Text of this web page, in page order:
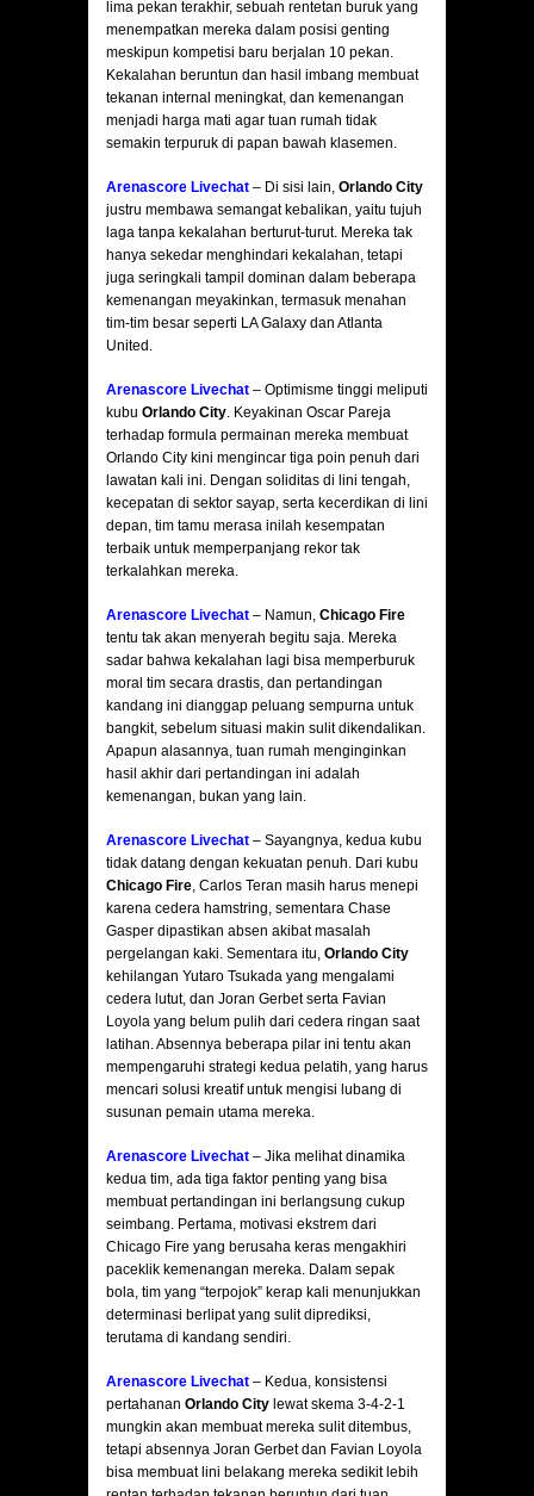
lima pekan terakhir, sebuah rentetan buruk yang
menempatkan mereka dalam posisi genting
meskipun kompetisi baru berjalan 10 pekan.
Kekalahan beruntun dan hasil imbang membuat
tekanan internal meningkat, dan kemenangan
menjadi harga mati agar tuan rumah tidak
semakin terpuruk di papan bawah klasemen.
Arenascore Livechat – Di sisi lain, Orlando City
justru membawa semangat kebalikan, yaitu tujuh
laga tanpa kekalahan berturut-turut. Mereka tak
hanya sekedar menghindari kekalahan, tetapi
juga seringkali tampil dominan dalam beberapa
kemenangan meyakinkan, termasuk menahan
tim-tim besar seperti LA Galaxy dan Atlanta
United.
Arenascore Livechat – Optimisme tinggi meliputi
kubu Orlando City. Keyakinan Oscar Pareja
terhadap formula permainan mereka membuat
Orlando City kini mengincar tiga poin penuh dari
lawatan kali ini. Dengan soliditas di lini tengah,
kecepatan di sektor sayap, serta kecerdikan di lini
depan, tim tamu merasa inilah kesempatan
terbaik untuk memperpanjang rekor tak
terkalahkan mereka.
Arenascore Livechat – Namun, Chicago Fire
tentu tak akan menyerah begitu saja. Mereka
sadar bahwa kekalahan lagi bisa memperburuk
moral tim secara drastis, dan pertandingan
kandang ini dianggap peluang sempurna untuk
bangkit, sebelum situasi makin sulit dikendalikan.
Apapun alasannya, tuan rumah menginginkan
hasil akhir dari pertandingan ini adalah
kemenangan, bukan yang lain.
Arenascore Livechat – Sayangnya, kedua kubu
tidak datang dengan kekuatan penuh. Dari kubu
Chicago Fire, Carlos Teran masih harus menepi
karena cedera hamstring, sementara Chase
Gasper dipastikan absen akibat masalah
pergelangan kaki. Sementara itu, Orlando City
kehilangan Yutaro Tsukada yang mengalami
cedera lutut, dan Joran Gerbet serta Favian
Loyola yang belum pulih dari cedera ringan saat
latihan. Absennya beberapa pilar ini tentu akan
mempengaruhi strategi kedua pelatih, yang harus
mencari solusi kreatif untuk mengisi lubang di
susunan pemain utama mereka.
Arenascore Livechat – Jika melihat dinamika
kedua tim, ada tiga faktor penting yang bisa
membuat pertandingan ini berlangsung cukup
seimbang. Pertama, motivasi ekstrem dari
Chicago Fire yang berusaha keras mengakhiri
paceklik kemenangan mereka. Dalam sepak
bola, tim yang “terpojok” kerap kali menunjukkan
determinasi berlipat yang sulit diprediksi,
terutama di kandang sendiri.
Arenascore Livechat – Kedua, konsistensi
pertahanan Orlando City lewat skema 3-4-2-1
mungkin akan membuat mereka sulit ditembus,
tetapi absennya Joran Gerbet dan Favian Loyola
bisa membuat lini belakang mereka sedikit lebih